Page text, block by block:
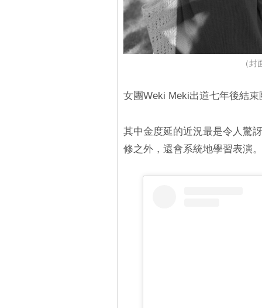
（
女團Weki Meki出道七年後結
其中金度延的近況最是令人驚
修之外，還會系統地學習表演。